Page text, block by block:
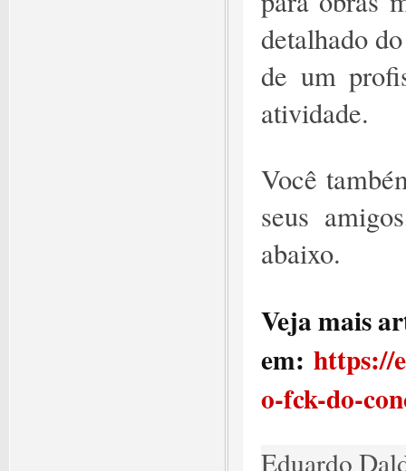
detalhado
de um
atividade.
Você
seus
abaixo.
Veja mais
em: https://
o-fck-do-
Eduardo